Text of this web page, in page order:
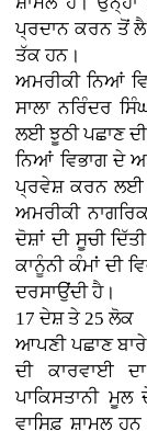
ਪ੍ਰਦਾਨ ਕਰਨ ਤੋਂ
ਤੱਕ ਹਨ।
ਅਮਰੀਕੀ ਨਿਆਂ
ਸਾਲਾ ਨਰਿੰਦਰ
ਲਈ ਝੂਠੀ ਪਛਾਣ
ਨਿਆਂ ਵਿਭਾਗ ਦੇ
ਪ੍ਰਵੇਸ਼ ਕਰਨ ਲਈ
ਅਮਰੀਕੀ
ਦੋਸ਼ਾਂ ਦੀ ਸੂਚੀ
ਕਾਨੂੰਨੀ ਕੰਮਾਂ ਦੀ
ਦਰਸਾਉਂਦੀ ਹੈ।
17 ਦੇਸ਼ ਤੇ 25 ਲੋਕ
ਆਪਣੀ ਪਛਾਣ
ਦੀ ਕਾਰਵਾਈ
ਪਾਕਿਸਤਾਨੀ
ਵਾਸਿਫ਼ ਸ਼ਾਮਲ